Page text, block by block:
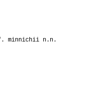
minnichii n.n.